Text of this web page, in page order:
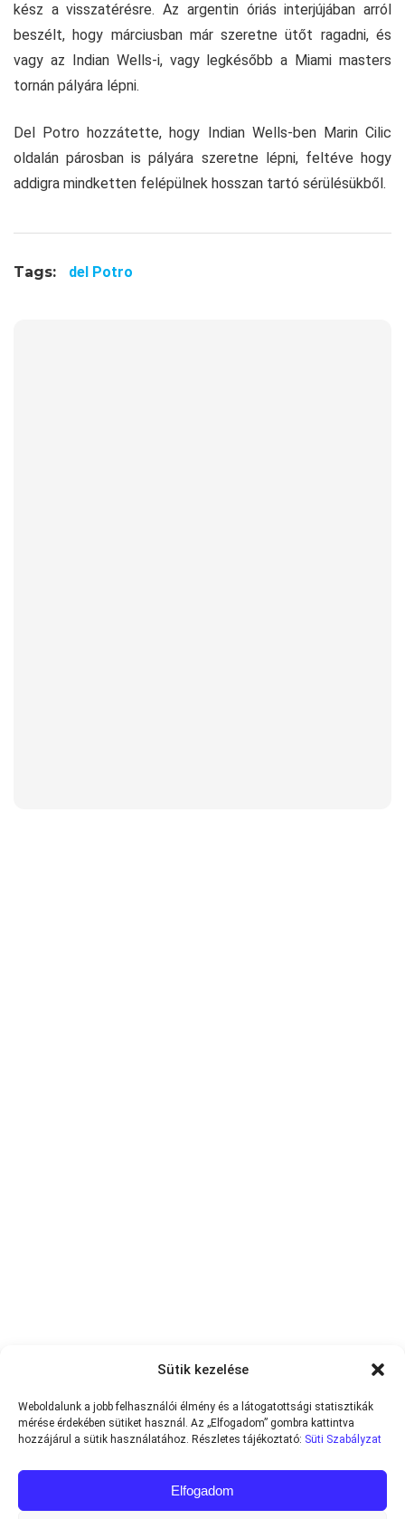
Sütik kezelése
Weboldalunk a jobb felhasználói élmény és a látogatottsági statisztikák
mérése érdekében sütiket használ. Az „Elfogadom” gombra kattintva
hozzájárul a sütik használatához. Részletes tájékoztató: Süti Szabályzat
Elfogadom
kész a visszatérésre. Az argentin óriás interjújában arról
beszélt, hogy márciusban már szeretne ütőt ragadni, és
vagy az Indian Wells-i, vagy legkésőbb a Miami masters
tornán pályára lépni.
Del Potro hozzátette, hogy Indian Wells-ben Marin Cilic
oldalán párosban is pályára szeretne lépni, feltéve hogy
addigra mindketten felépülnek hosszan tartó sérülésükből.
Tags: del Potro